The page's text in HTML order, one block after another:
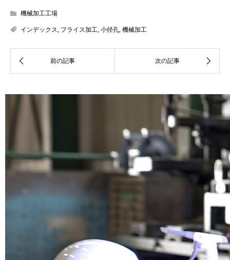
機械加工工場
インデックス, フライス加工,小径孔,機械加工